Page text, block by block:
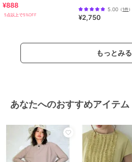
¥888
5点以上で5%OFF
5.00 （1件）
¥2,750
もっとみる
あなたへのおすすめアイテム